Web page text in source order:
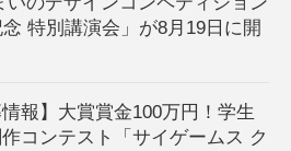
特別講演会」が8月19日に開
情報】大賞賞金100万円！学生
コンテスト「サイゲームス ク